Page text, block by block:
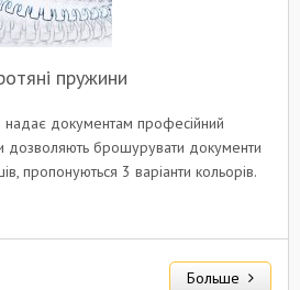
пружини
документам професійний
дозволяють брошурувати документи
пропонуються 3 варіанти кольорів.
Больше